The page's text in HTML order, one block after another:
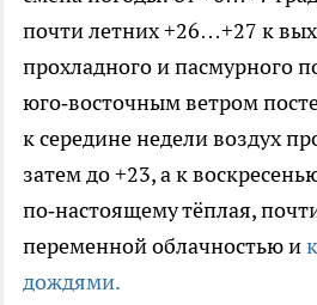
почти летних +26…+27 к
прохладного и пасмурного
юго‑восточным ветром
к середине недели воздух
затем до +23, а к
по‑настоящему тёплая,
переменной облачностью и
дождями.